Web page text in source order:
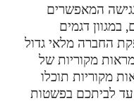
המאפשרים
דגמים
החברה מלאי גדול
מקוריות של
מקוריות תוכלו
עד לביתכם בפשטות